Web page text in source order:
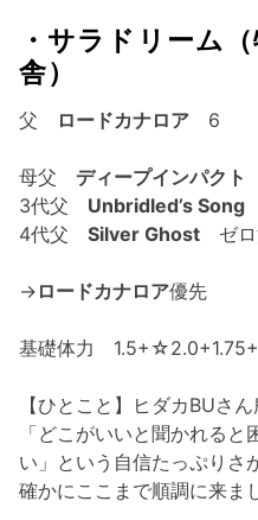
・サラドリーム
舎）
父 ロードカナロア 6
母父 ディープインパクト
3代父 Unbridled’s Song
4代父 Silver Ghost ゼロ
→ ロードカナロア優先
基礎体力
【ひとこと】ヒダカBUさ
「どこがいいと聞かれる
い」という自信たっぷりさ
確かにここまで順調に来ま